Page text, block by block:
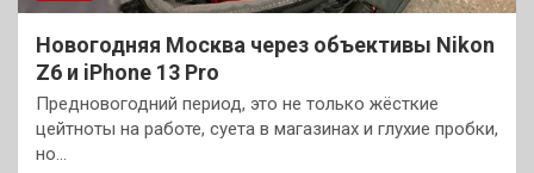
Новогодняя Москва через объективы Nikon
Z6 и iPhone 13 Pro
Предновогодний период, это не только жёсткие
цейтноты на работе, суета в магазинах и глухие пробки,
но…